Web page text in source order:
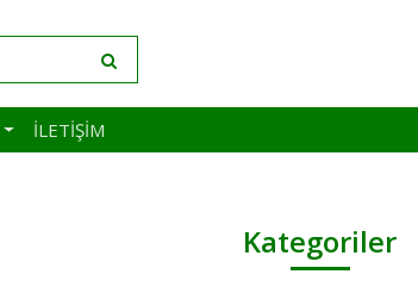
İLETIŞIM
Kategoriler